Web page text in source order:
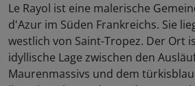
Le Rayol ist eine malerische
d'Azur im Süden Frankreichs. Sie
westlich von Saint-Tropez. Der Ort
idyllische Lage zwischen den
Maurenmassivs und dem